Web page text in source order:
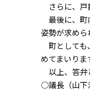
さらに、戸
最後に、町
姿勢が求めら
町としても
めてまいりま
以上、答弁
○議長（山下